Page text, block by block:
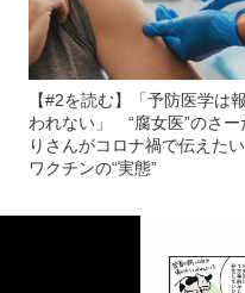
【#2を読む】「予防医学は報
われない」 “腐女医”のさー
りさんがコロナ禍で伝えたい
ワクチンの“実態”